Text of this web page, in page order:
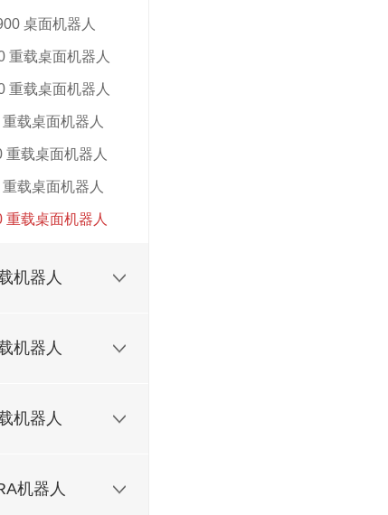
桌面机器人
重载桌面机器人
重载桌面机器人
载桌面机器人
重载桌面机器人
载桌面机器人
重载桌面机器人
机器人
机器人
机器人
机器人